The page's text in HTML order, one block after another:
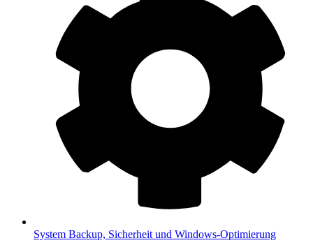
System Backup, Sicherheit und Windows-Optimierung